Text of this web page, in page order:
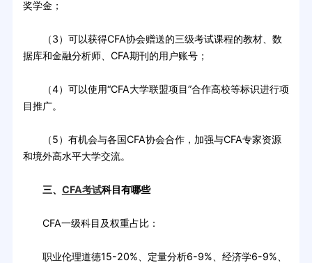
奖学金；
（3）可以获得CFA协会赠送的三级考试课程的教材、数
据库和金融分析师、CFA期刊的用户账号；
（4）可以使用“CFA大学联盟项目”合作高校等标识进行项
目推广。
（5）有机会与各国CFA协会合作，加强与CFA专家资源
和境外高水平大学交流。
三、 CFA考试科目有哪些
CFA一级科目及权重占比：
职业伦理道德15-20%、定量分析6-9%、经济学6-9%、